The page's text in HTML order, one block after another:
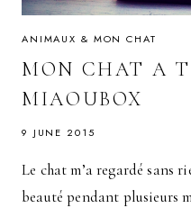
ANIMAUX & MON CHAT
MON CHAT A
MIAOUBOX
9 JUNE 2015
Le chat m’a regardé sans
beauté pendant plusieurs